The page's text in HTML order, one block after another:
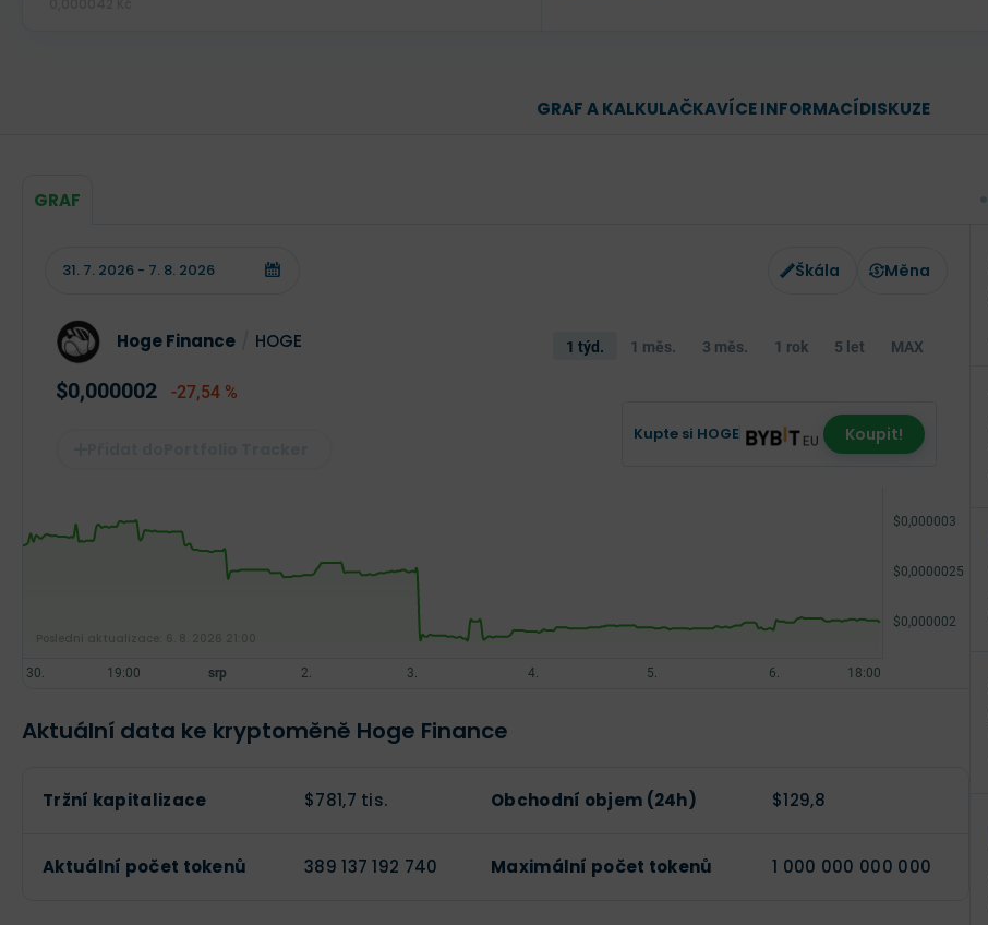
GRAF A KALKULAČKAVÍCE INFORMACÍDISKUZE
GRAF
Škála Měna
Hoge Finance HOGE
$0,000002 -27,54 %
1 týd. 1 měs. 3 měs. 1 rok 5 let MAX
Kupte si HOGE Koupit!
Aktuální data ke kryptoměně Hoge Finance
Tržní kapitalizace $781,7 tis. Obchodní objem (24h) $129,8
Aktuální počet tokenů 389 137 192 740 Maximální počet tokenů 1 000 000 000 000